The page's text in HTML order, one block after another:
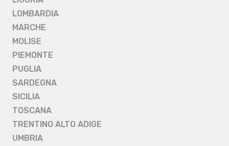
LOMBARDIA
MARCHE
MOLISE
PIEMONTE
PUGLIA
SARDEGNA
SICILIA
TOSCANA
TRENTINO ALTO ADIGE
UMBRIA